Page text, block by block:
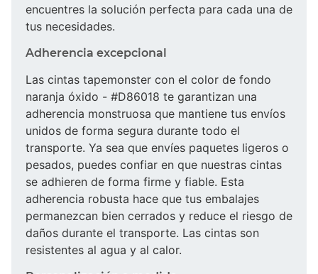
encuentres la solución perfecta para cada una de
tus necesidades.
Adherencia excepcional
Las cintas tapemonster con el color de fondo
naranja óxido - #D86018 te garantizan una
adherencia monstruosa que mantiene tus envíos
unidos de forma segura durante todo el
transporte. Ya sea que envíes paquetes ligeros o
pesados, puedes confiar en que nuestras cintas
se adhieren de forma firme y fiable. Esta
adherencia robusta hace que tus embalajes
permanezcan bien cerrados y reduce el riesgo de
daños durante el transporte. Las cintas son
resistentes al agua y al calor.